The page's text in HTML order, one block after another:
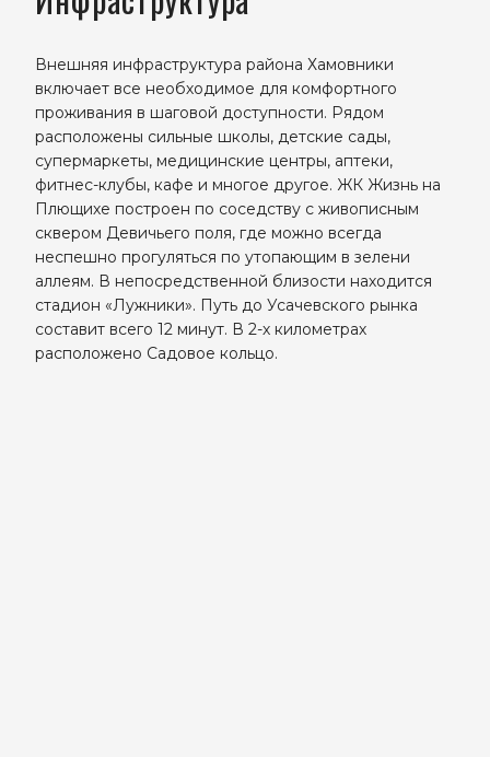
Внешняя инфраструктура района Хамовники
включает все необходимое для комфортного
проживания в шаговой доступности. Рядом
расположены сильные школы, детские сады,
супермаркеты, медицинские центры, аптеки,
фитнес-клубы, кафе и многое другое. ЖК Жизнь на
Плющихе построен по соседству с живописным
сквером Девичьего поля, где можно всегда
неспешно прогуляться по утопающим в зелени
аллеям. В непосредственной близости находится
стадион «Лужники». Путь до Усачевского рынка
составит всего 12 минут. В 2-х километрах
расположено Садовое кольцо.